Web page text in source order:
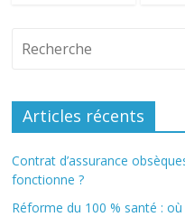
Articles récents
Contrat d’assurance
fonctionne ?
Réforme du 100 % santé :